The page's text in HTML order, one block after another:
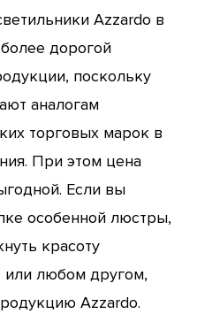
Azzardo в
дорогой
поскольку
аналогам
торговых марок в
При этом цена
Если вы
особенной люстры,
красоту
или любом другом,
Azzardo.